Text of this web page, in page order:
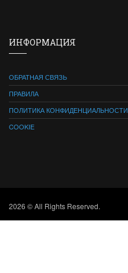
ИНФОРМАЦИЯ
ОБРАТНАЯ СВЯЗЬ
ПРАВИЛА
ПОЛИТИКА КОНФИДЕНЦИАЛЬНОСТИ
COOKIE
2026 © All Rights Reserved.